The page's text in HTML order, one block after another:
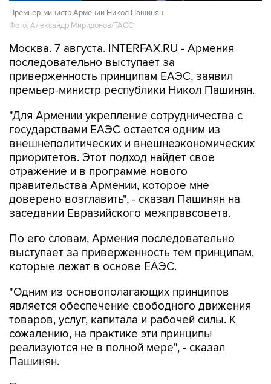
Премьер-министр Армении Никол Пашинян
Фото: Александр Миридонов/ТАСС
Москва. 7 августа. INTERFAX.RU - Армения
последовательно выступает за
приверженность принципам ЕАЭС, заявил
премьер-министр республики Никол Пашинян.
"Для Армении укрепление сотрудничества с
государствами ЕАЭС остается одним из
внешнеполитических и внешнеэкономических
приоритетов. Этот подход найдет свое
отражение и в программе нового
правительства Армении, которое мне
доверено возглавить", - сказал Пашинян на
заседании Евразийского межправсовета.
По его словам, Армения последовательно
выступает за приверженность тем принципам,
которые лежат в основе ЕАЭС.
"Одним из основополагающих принципов
является обеспечение свободного движения
товаров, услуг, капитала и рабочей силы. К
сожалению, на практике эти принципы
реализуются не в полной мере", - сказал
Пашинян.